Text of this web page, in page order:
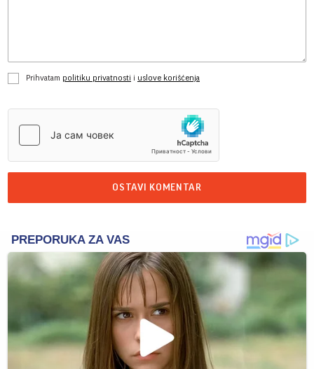
Prihvatam politiku privatnosti i uslove korišćenja
OSTAVI KOMENTAR